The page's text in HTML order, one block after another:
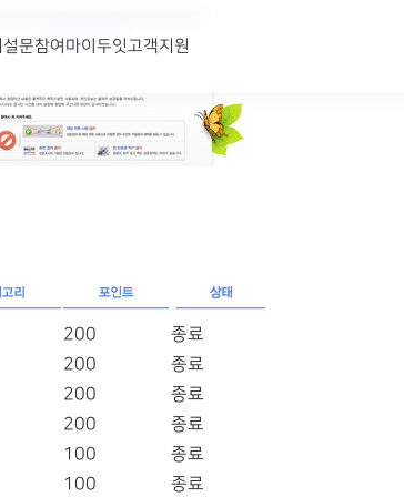
설문참여 마이두잇고객지원
200
종료
200
종료
200
종료
200
종료
100
종료
100
종료